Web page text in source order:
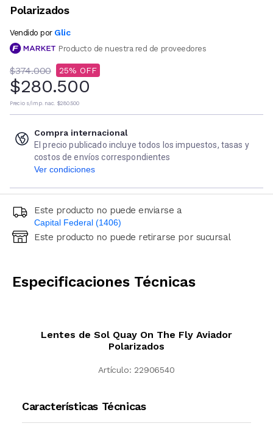
Polarizados
Vendido por Glic
Producto de nuestra red de proveedores
$374.000 25
$280.500
Precio s/imp. nac. $280.500
Compra internacional
El precio publicado incluye todos los impuestos, tasas y
costos de envíos correspondientes
Ver condiciones
Este producto no puede enviarse a
Capital Federal (1406)
Ingresá código postal (sólo números)
Este producto no puede retirarse por sucursal
Especificaciones Técnicas
Lentes de Sol Quay On The Fly Aviador
Polarizados
Artículo: 22906540
Características Técnicas